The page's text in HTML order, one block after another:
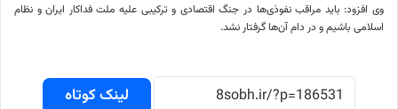
وی افزود: باید مراقب ‎نفوذی‌ها در جنگ اقتصادی و ترکیبی علیه ملت فداکار ایران و نظام
اسلامی باشیم و در دام آن‌ها گرفتار نشد.
لینک کوتاه